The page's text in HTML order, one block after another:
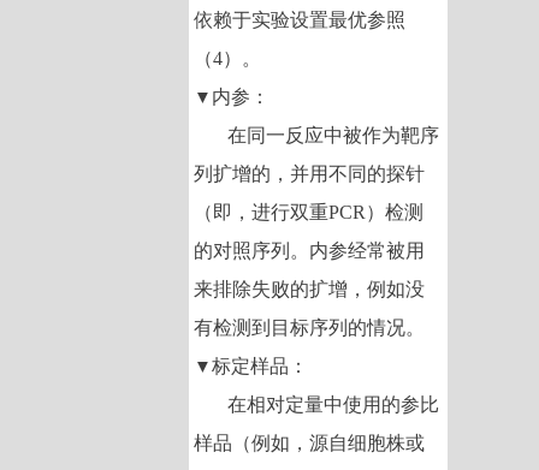
依赖于实验设置最优参照
（4）。
▼ 内参：
在同一反应中被作为靶序
列扩增的，并用不同的探针
（即，进行双重PCR ）检测
的对照序列。内参经常被用
来排除失败的扩增，例如没
有检测到目标序列的情况。
▼标定样品：
在相对定量中使用的参比
样品（例如，源自细胞株或